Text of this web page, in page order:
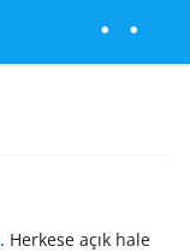
. Herkese açık hale